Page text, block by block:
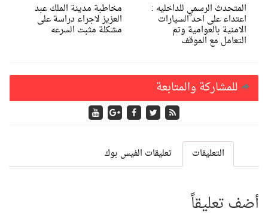
مخاطبة مدينة الملك عبد
العزيز لاجراء دراسة على
مشكلة مثبت السرعه
المتحدث الرسمي للداخليه :
اعتداء على احد السيارات
الامنية بالعوامية وتم
التعامل مع الموقف
للمشاركة والمتابعة
التعليقات تعليقات الفيس بوك
أضف تعليقاً